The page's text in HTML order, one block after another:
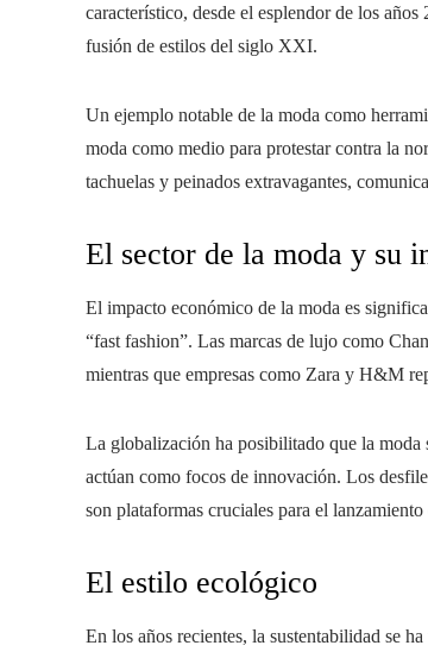
característico, desde el esplendor de los
fusión de estilos del siglo XXI.
Un ejemplo notable de la moda como
moda como medio para protestar contra la
tachuelas y peinados extravagantes,
El sector de la moda y su
El impacto económico de la moda es
“fast fashion”. Las marcas de lujo como
mientras que empresas como Zara y H&M
La globalización ha posibilitado que la
actúan como focos de innovación. Los
son plataformas cruciales para el
El estilo ecológico
En los años recientes, la sustentabilidad se